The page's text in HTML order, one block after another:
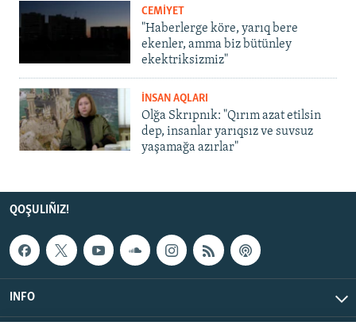
CEMİYET
"Haberlerge köre, yarıq bere
ekenler, amma biz bütünley
ekektriksizmiz"
İNSAN AQLARI
Olğa Skrıpnık: "Qırım azat etilsin
dep, insanlar yarıqsız ve suvsuz
yaşamağa azırlar"
QOŞULIÑIZ!
INFO